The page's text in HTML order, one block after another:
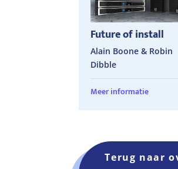
Future of install
Alain Boone & Robin
Dibble
Meer informatie
Terug naar